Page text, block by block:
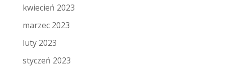
kwiecień 2023
marzec 2023
luty 2023
styczeń 2023